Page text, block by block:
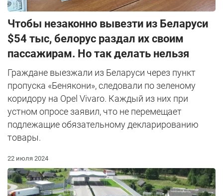
Чтобы незаконно вывезти из Беларуси
$54 тыс, белорус раздал их своим
пассажирам. Но так делать нельзя
Граждане выезжали из Беларуси через пункт
пропуска «Бенякони», следовали по зеленому
коридору на Opel Vivaro. Каждый из них при
устном опросе заявил, что не перемещает
подлежащие обязательному декларированию
товары.
22 июля 2024